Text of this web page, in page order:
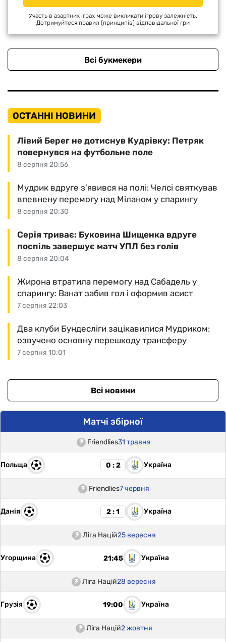
Участь в азартних іграх може викликати ігрову залежність.
Дотримуйтеся правил (принципів) відповідальної гри
Всі букмекери
ОСТАННІ НОВИНИ
8 серпня 20:56
Лівий Берег не дотиснув Кудрівку: Петряк
повернувся на футбольне поле
8 серпня 20:30
Мудрик вдруге з'явився на полі: Челсі святкував
впевнену перемогу над Міланом у спарингу
8 серпня 20:04
Серія триває: Буковина Шищенка вдруге
поспіль завершує матч УПЛ без голів
7 серпня 22:03
Жирона втратила перемогу над Сабадель у
спарингу: Ванат забив гол і оформив асист
7 серпня 10:01
Два клуби Бундесліги зацікавилися Мудриком:
озвучено основну перешкоду трансферу
Всі новини
Матчі збірної
Friendlies31 травня
Польща 0 : 2 Україна
Friendlies7 червня
Данія 2 : 1 Україна
Ліга Націй25 вересня
Угорщина 21:45 Україна
Ліга Націй28 вересня
Грузія 19:00 Україна
Ліга Націй2 жовтня